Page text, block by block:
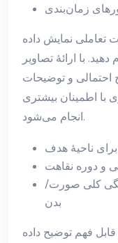
زمان‌بندی
تعاملی نمایش داده
با ارائهٔ تصاویر
احتمالی و توضیحات
با اطمینان بیشتری
انجام می‌شود.
ناحیهٔ هدف
و دوره نقاهت
کلی صورت/
بدن
فهم توضیح داده